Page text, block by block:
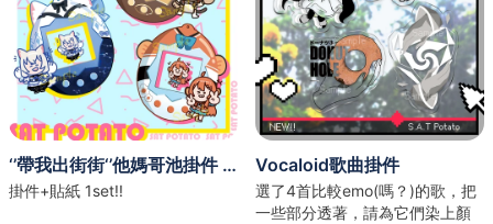
‘’帶我出街街‘’他媽哥池掛件 （掛件+貼紙 1set）
掛件+貼紙 1set!!
Vocaloid歌曲掛件
選了4首比較emo(嗎？)的歌，把
一些部分透著，請為它們染上顏